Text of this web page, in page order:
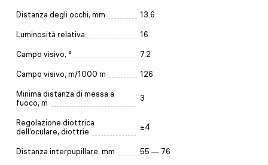
Distanza degli occhi, mm 13.6
Luminosità relativa 16
Campo visivo, ° 7.2
Campo visivo, m/1000 m 126
Minima distanza di messa a
fuoco, m
3
Regolazione diottrica
dell’oculare, diottrie
±4
Distanza interpupillare, mm 55 — 76